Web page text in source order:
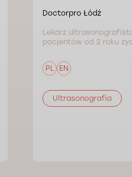
Doctorpro Łódź
Lekarz
pacjentów od 2 roku
PL EN
Ultrasonografia